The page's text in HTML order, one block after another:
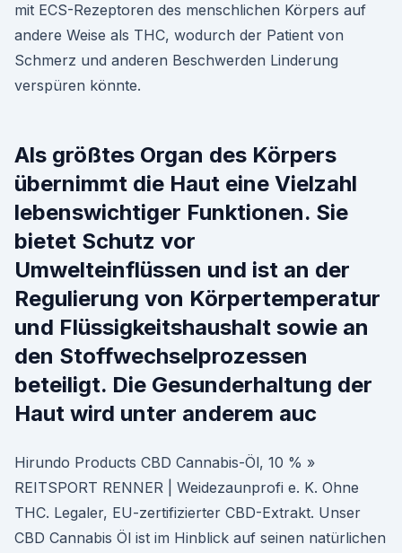
mit ECS-Rezeptoren des menschlichen Körpers auf
andere Weise als THC, wodurch der Patient von
Schmerz und anderen Beschwerden Linderung
verspüren könnte.
Als größtes Organ des Körpers
übernimmt die Haut eine Vielzahl
lebenswichtiger Funktionen. Sie
bietet Schutz vor
Umwelteinflüssen und ist an der
Regulierung von Körpertemperatur
und Flüssigkeitshaushalt sowie an
den Stoffwechselprozessen
beteiligt. Die Gesunderhaltung der
Haut wird unter anderem auc
Hirundo Products CBD Cannabis-Öl, 10 % »
REITSPORT RENNER | Weidezaunprofi e. K. Ohne
THC. Legaler, EU-zertifizierter CBD-Extrakt. Unser
CBD Cannabis Öl ist im Hinblick auf seinen natürlichen